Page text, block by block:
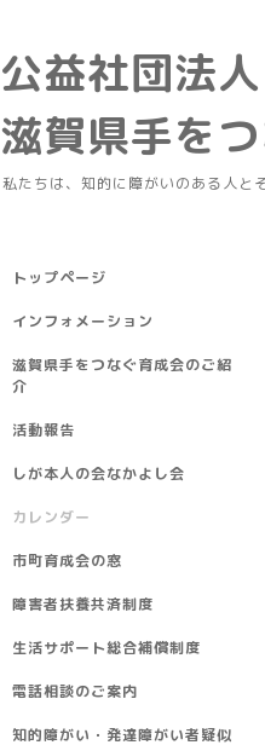
公益社団法人
滋賀県手を
私たちは、知的に障がいのある人と
トップページ
インフォメーション
滋賀県手をつなぐ育成会のご紹
介
活動報告
しが本人の会なかよし会
カレンダー
市町育成会の窓
障害者扶養共済制度
生活サポート総合補償制度
電話相談のご案内
知的障がい・発達障がい者疑似